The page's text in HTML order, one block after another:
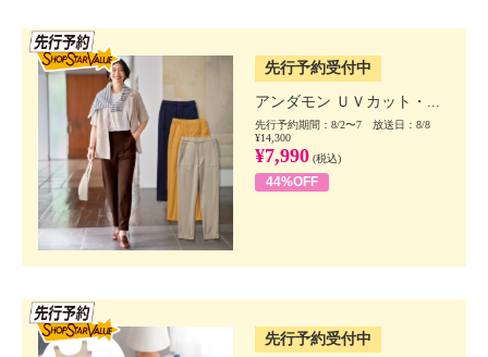
先行予約受付中
アンダモン ＵＶカット・...
先行予約期間：8/2〜7 放送日：8/8
¥14,300
¥7,990 (税込)
44%OFF
先行予約受付中